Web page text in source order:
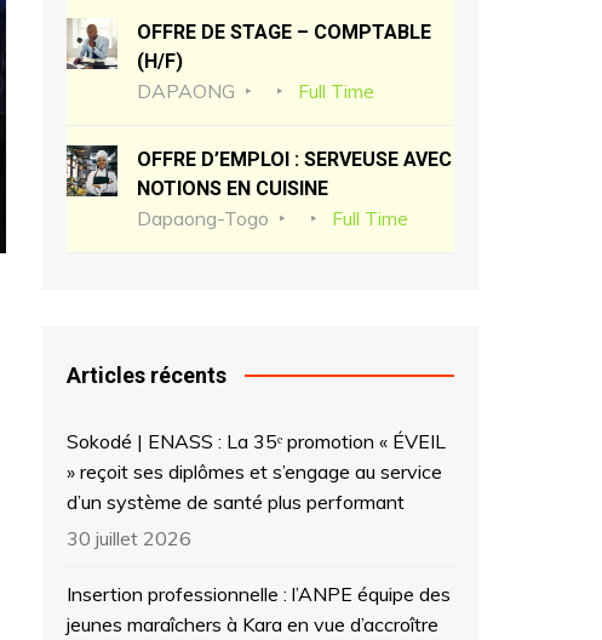
OFFRE DE STAGE – COMPTABLE
(H/F)
DAPAONG Full Time
OFFRE D’EMPLOI : SERVEUSE AVEC
NOTIONS EN CUISINE
Dapaong-Togo Full Time
Articles récents
Sokodé | ENASS : La 35ᵉ promotion « ÉVEIL
» reçoit ses diplômes et s’engage au service
d’un système de santé plus performant
30 juillet 2026
Insertion professionnelle : l’ANPE équipe des
jeunes maraîchers à Kara en vue d’accroître